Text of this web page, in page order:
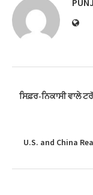
ਸਿਫ਼ਰ-ਨਿਕਾਸੀ ਵਾਲੇ
U.S. and China